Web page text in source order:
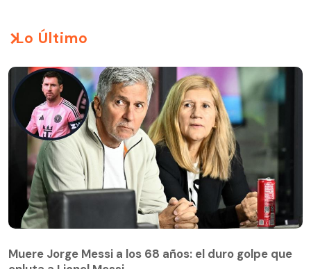
Lo Último
Muere Jorge Messi a los 68 años: el duro golpe que